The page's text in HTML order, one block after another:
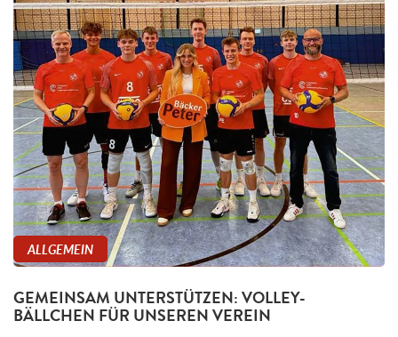
ALLGEMEIN
GEMEINSAM UNTERSTÜTZEN: VOLLEY-
BÄLLCHEN FÜR UNSEREN VEREIN